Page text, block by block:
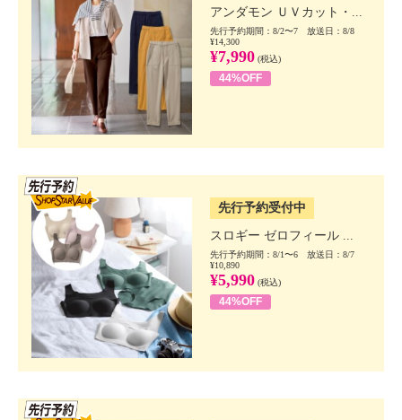
アンダモン ＵＶカット・...
先行予約期間：8/2〜7 放送日：8/8
¥14,300
¥7,990 (税込)
44%OFF
先行予約受付中
スロギー ゼロフィール ...
先行予約期間：8/1〜6 放送日：8/7
¥10,890
¥5,990 (税込)
44%OFF